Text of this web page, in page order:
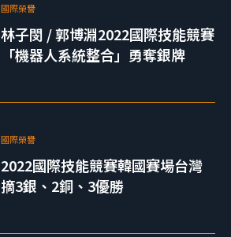
國際榮譽
林子閔 / 郭博淵2022國際技能競賽
「機器人系統整合」勇奪銀牌
國際榮譽
2022國際技能競賽韓國賽場台灣
摘3銀、2銅、3優勝